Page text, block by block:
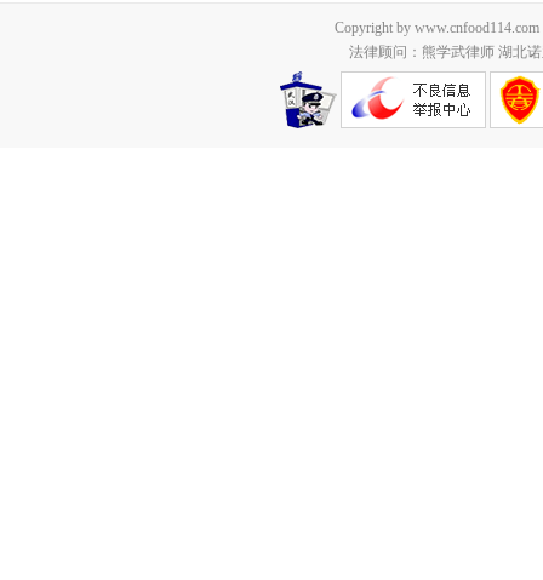
Copyright by
法律顾问：熊学武律师 湖北